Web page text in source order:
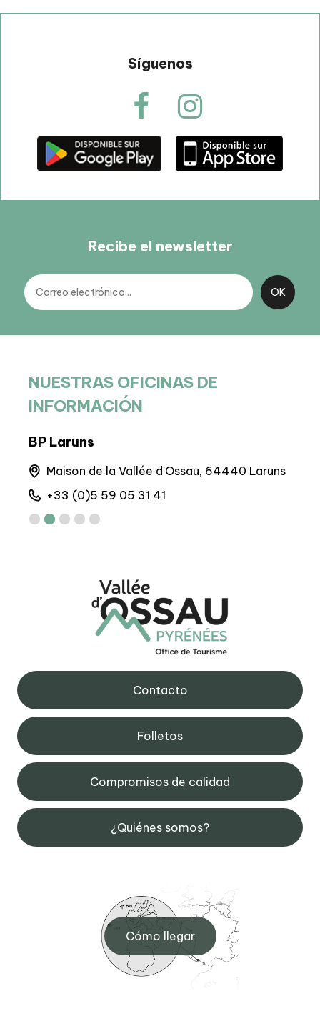
Síguenos
Recibe el newsletter
NUESTRAS OFICINAS DE
INFORMACIÓN
BP Laruns
Maison de la Vallée d'Ossau, 64440 Laruns
+33 (0)5 59 05 31 41
Contacto
Folletos
Compromisos de calidad
¿Quiénes somos?
Cómo llegar